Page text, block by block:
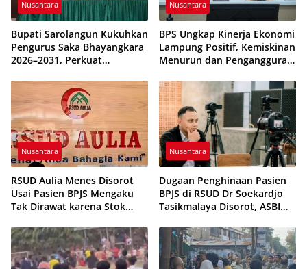
Nusantara
Bupati Sarolangun Kukuhkan
Pengurus Saka Bhayangkara
2026–2031, Perkuat
Generasi Muda
Nusantara
BPS Ungkap Kinerja Ekonomi
Lampung Positif, Kemiskinan
Menurun dan Pengangguran
Nusantara
RSUD Aulia Menes Disorot
Usai Pasien BPJS Mengaku
Tak Dirawat karena Stok
Nusantara
Dugaan Penghinaan Pasien
BPJS di RSUD Dr Soekardjo
Tasikmalaya Disorot, ASBI
Etika Pelayanan